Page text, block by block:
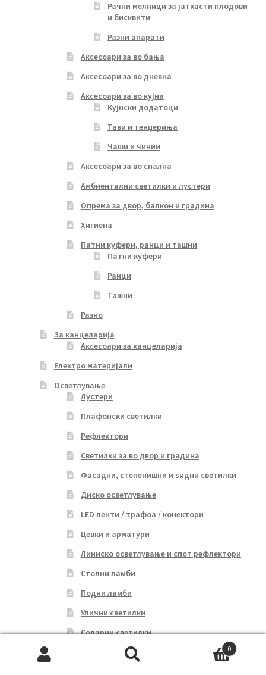
Рачни мелници за јаткасти плодови
и бисквити
Разни апарати
Аксесоари за во бања
Аксесоари за во дневна
Аксесоари за во кујна
Кујнски додатоци
Тави и тенџериња
Чаши и чинии
Аксесоари за во спална
Амбиентални светилки и лустери
Опрема за двор, балкон и градина
Хигиена
Патни куфери, ранци и ташни
Патни куфери
Ранци
Ташни
Разно
За канцеларија
Аксесоари за канцеларија
Електро материјали
Осветлување
Лустери
Плафонски светилки
Рефлектори
Светилки за во двор и градина
Фасадни, степенишни и ѕидни светилки
Диско осветлување
LED ленти / трафоа / конектори
Цевки и арматури
Линиско осветлување и спот рефлектори
Столни ламби
Подни ламби
Улични светилки
Соларни светилки
Батериски светилки
0